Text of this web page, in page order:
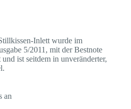
Inlett wurde im
5/2011, mit der Bestnote
und ist seitdem in unveränderter,
an